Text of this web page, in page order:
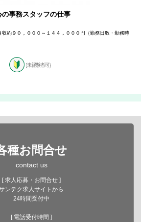
事務スタッフの仕事
約９０，０００～１４４，０００円（勤務日数・勤務時
種お問合せ
contact us
[ 求人応募・お問合せ ]
ンテク求人サイトから
24時間受付中
[ 電話受付時間 ]